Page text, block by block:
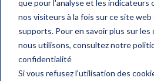
que pour l'analyse et les indicateurs
nos visiteurs à la fois sur ce site
supports. Pour en savoir plus sur les
nous utilisons, consultez notre
confidentialité
Si vous refusez l'utilisation des
contact ?